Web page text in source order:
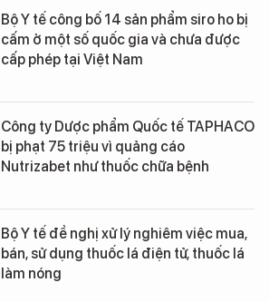
Bộ Y tế công bố 14 sản phẩm siro ho bị
cấm ở một số quốc gia và chưa được
cấp phép tại Việt Nam
Công ty Dược phẩm Quốc tế TAPHACO
bị phạt 75 triệu vì quảng cáo
Nutrizabet như thuốc chữa bệnh
Bộ Y tế đề nghị xử lý nghiêm việc mua,
bán, sử dụng thuốc lá điện tử, thuốc lá
làm nóng